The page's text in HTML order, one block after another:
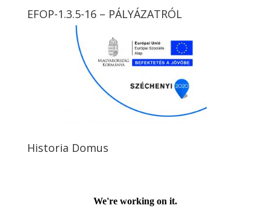
EFOP-1.3.5-16 – PÁLYÁZATRÓL
Historia Domus